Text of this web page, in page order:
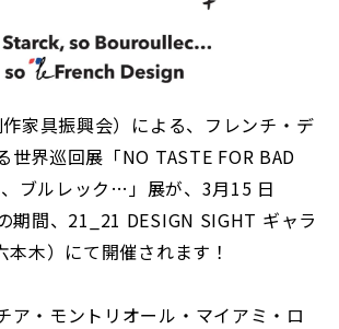
家具振興会）による、フレンチ・デ
世界巡回展「NO TASTE FOR BAD
ブルレック…」展が、3月15 日
期間、21_21 DESIGN SIGHT ギャラ
本木）にて開催されます！
ア・モントリオール・マイアミ・ロ